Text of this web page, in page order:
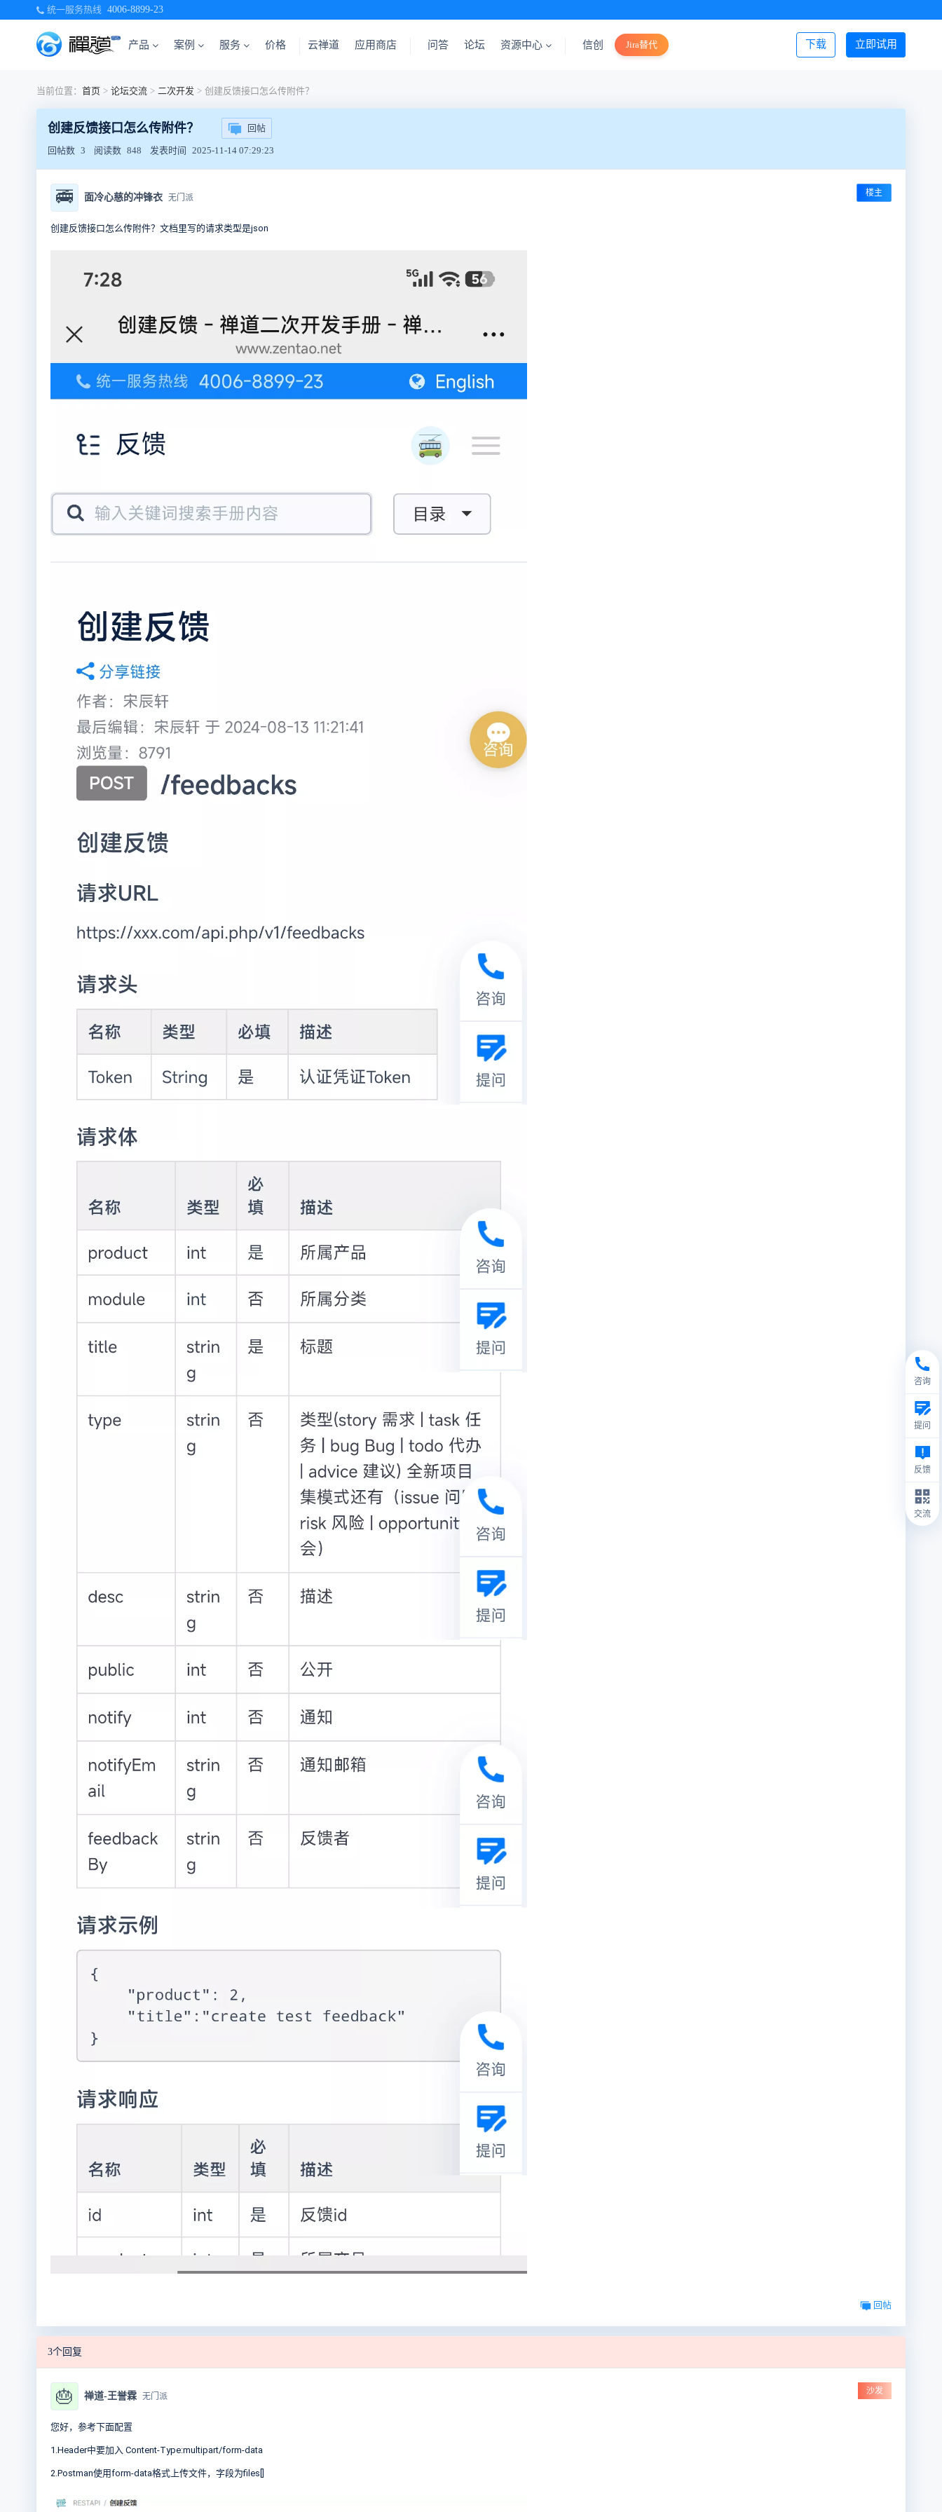
统一服务热线 4006-8899-23
产品 案例 服务 价格 立即试用
下载
云禅道 应用商店 问答 论坛 资源中心 信创 Jira替代 登录/注册
当前位置： 首页 > 论坛交流 > 二次开发 > 创建反馈接口怎么传附件？
创建反馈接口怎么传附件？ 回帖
回帖数 3 阅读数 848 发表时间 2025-11-14 07:29:23
🚎 面冷心慈的冲锋衣 无门派 楼主
创建反馈接口怎么传附件？文档里写的请求类型是json
回帖
3个回复
🎂 禅道-王誉霖 无门派
沙发
您好，参考下面配置
1.Header中要加入 Content-Type:multipart/form-data
2.Postman使用form-data格式上传文件，字段为files[]
咨询
提问
反馈
交流